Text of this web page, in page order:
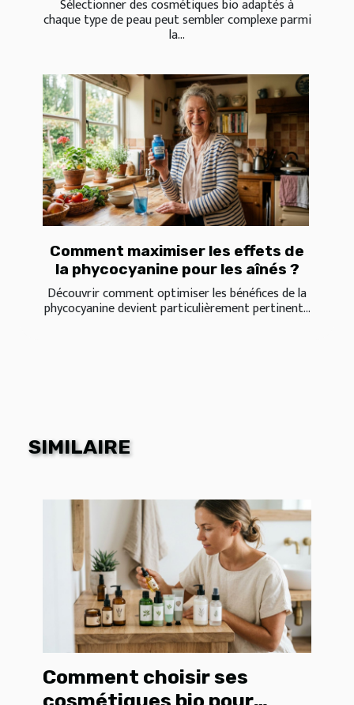
Sélectionner des cosmétiques bio adaptés à
chaque type de peau peut sembler complexe parmi
la...
Comment maximiser les effets de
la phycocyanine pour les aînés ?
Découvrir comment optimiser les bénéfices de la
phycocyanine devient particulièrement pertinent...
SIMILAIRE
Comment choisir ses